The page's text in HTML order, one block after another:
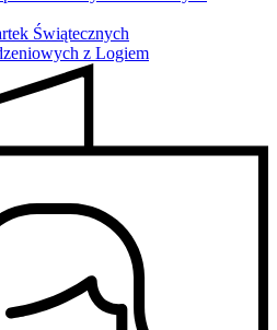
Świątecznych
z Logiem